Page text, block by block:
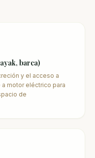
barca)
y el acceso a
motor eléctrico para
de